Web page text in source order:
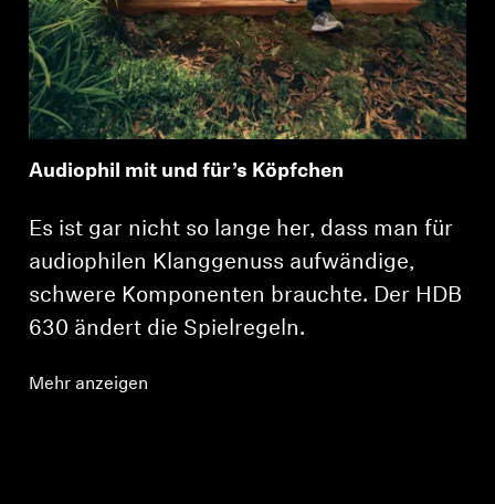
Audiophil mit und für’s Köpfchen
Es ist gar nicht so lange her, dass man für
audiophilen Klanggenuss aufwändige,
schwere Komponenten brauchte. Der HDB
630 ändert die Spielregeln.
Mehr anzeigen